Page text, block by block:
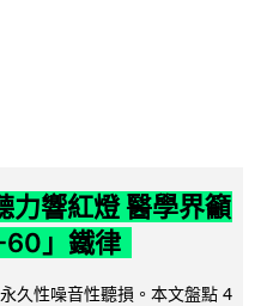
力響紅燈 醫學界籲
60」鐵律
久性噪音性聽損。本文盤點 4